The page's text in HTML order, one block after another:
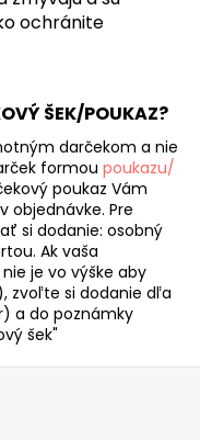
ochránite
ŠEK/POUKAZ?
darčekom a nie
formou poukazu/
poukaz Vám
objednávke. Pre
si dodanie: osobný
Ak vaša
je vo výške aby
zvoľte si dodanie dľa
a do poznámky
šek"